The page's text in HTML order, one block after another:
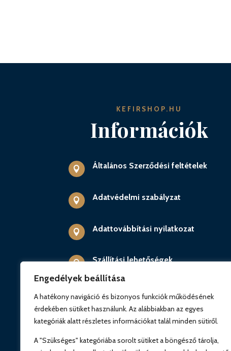
Engedélyek beállítása
A hatékony navigáció és bizonyos funkciók működésének
érdekében sütiket használunk. Az alábbiakban az egyes
kategóriák alatt részletes információkat talál minden sütiről.
A "Szükséges" kategóriába sorolt sütiket a böngésző tárolja,
KEFIRSHOP.HU
Információk
 Általános Szerződési feltételek
 Adatvédelmi szabályzat
 Adattovábbítási nyilatkozat
 Szállítási lehetőségek

 Impresszum